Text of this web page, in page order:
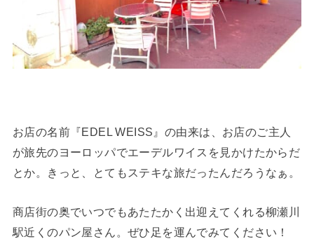
お店の名前『EDEL WEISS』の由来は、お店のご主人
が旅先のヨーロッパでエーデルワイスを見かけたからだ
とか。きっと、とてもステキな旅だったんだろうなぁ。
商店街の奥でいつでもあたたかく出迎えてくれる柳瀬川
駅近くのパン屋さん。ぜひ足を運んでみてください！